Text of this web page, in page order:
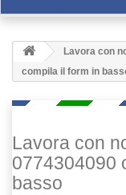
Lavora con
compila il form in
Lavora con
0774304090
basso